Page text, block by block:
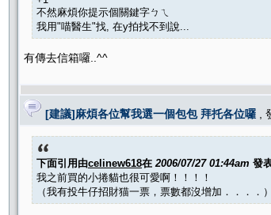
不然麻煩你提示個關鍵字ㄅㄟ
我用"喵醫生"找, 在y拍找不到說...
有傳去信箱囉..^^
[建議]麻煩各位幫我選一個包包 拜托各位囉 ,
下面引用由celinew618在 2006/07/27 01:44am 發
我之前買的小捲貓也很可愛啊！！！！
（我有投牛仔招財猫一票，票數都沒增加．．．．）